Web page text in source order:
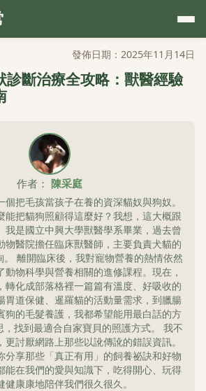
發佈日期：2025年11月14日
診斷治療全攻略：獸醫經驗
作者： 陳采庭
把毛孩當孩子在養的資深貓奴與狗奴。
能把貓狗照顧得這麼好？我想，這大概跟
我是國立中興大學獸醫學系畢業，過去曾
物醫院擔任臨床獸醫師，主要負責犬貓的
離開臨床後，我對寵物營養的熱情依然
動物科學與營養相關的進修課程。現在，
轉化成部落格裡一篇篇有溫度、好吸收的
胃道保健、暹羅貓的活動量需求，到臘腸
狗的毛髮養護，我都希望能用最白話的方
找到最適合自家寶貝的照護方式。 我不
討厭網路上那些以訛傳訛的錯誤資訊。
分享那些「真正有用」的飼養祕訣和好物
能在我們的愛與知識下，吃得開心、玩得
健康康地陪伴我們很久很久。